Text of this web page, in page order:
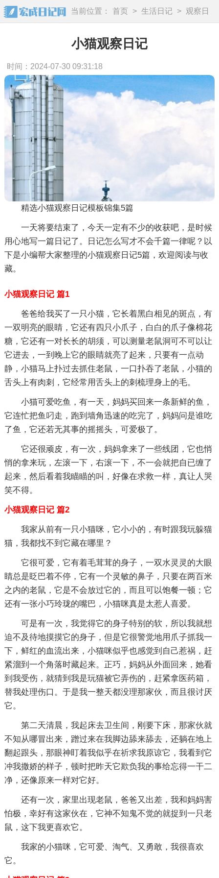
当前位置： 首页 > 生活日记 >
观察日
记
小猫观察日记
时间：2024-07-30 09:31:18
精选小猫观察日记模板锦集5篇
一天将要结束了，今天一定有不少的收获吧，是时候
用心地写一篇日记了。日记怎么写才不会千篇一律呢？以
下是小编帮大家整理的小猫观察日记5篇，欢迎阅读与收
藏。
小猫观察日记 篇1
爸爸给我买了一只小猫，它长着黑白相见的斑点，有
一双明亮的眼睛，它还有四只小爪子，白白的爪子像棉花
糖，它还有一对长长的胡须，可以测量老鼠洞可不可以让
它进去，一到晚上它的眼睛就亮了起来，只要有一点动
静，小猫马上扑过去抓住老鼠，一口扑吞了老鼠，小猫的
舌头上有肉刺，它经常用舌头上的刺梳理身上的毛。
小猫可爱吃鱼，有一天，妈妈买回来一条新鲜的鱼，
它连忙把鱼叼走，跑到墙角迅速的吃完了，妈妈问是谁吃
了鱼，它还若无其事的摇摇头，可爱极了。
它还很顽皮，有一次，妈妈拿来了一些线团，它也悄
悄的拿来玩，左滚一下，右滚一下，不一会就把自已缠了
起来，然后看着我瞄瞄的叫，好像在求救一样，真让人哭
笑不得。
小猫观察日记 篇2
我家从前有一只小猫咪，它小小的，有时跟我玩躲猫
猫，我都找不到它藏在哪里？
它很可爱，它有着毛茸茸的身子，一双水灵灵的大眼
睛总是眨巴着不停，它有一个灵敏的鼻子，只要在两百米
之内的老鼠，它是不会放过它的，而且可以饱餐一顿；它
还有一张小巧玲珑的嘴巴，小猫咪真是太惹人喜爱。
可是有一次，我觉得它的身子特别的软，所以我就想
迫不及待地摸摸它的身子，但是它很警觉地用爪子抓我一
下，鲜红的血流出来，小猫咪似乎也感觉到自己惹祸，赶
紧溜到一个角落时藏起来。正巧，妈妈从外面回来，她看
到我受伤，就猜到我是玩猫被它弄伤的，赶紧拿医药箱，
替我处理伤口。于是我一整天都没理那家伙，而且很讨厌
它。
第二天清晨，我起床去卫生间，刚要下床，那家伙就
不知从哪冒出来，蹭过来在我脚边舔来舔去，还躺在地上
翻起跟头，那眼神盯着我似乎在祈求我原谅它，我看到它
冲我撒娇的样子，顿时把昨天它欺负我的事给忘得一干二
净，还像原来一样对它好。
还有一次，家里出现老鼠，爸爸又出差，我和妈妈害
怕极，幸好有这家伙在，它神不知鬼不觉的就捉到一只老
鼠，这下我更喜欢它。
我家的小猫咪，它可爱、淘气、又勇敢，我很喜欢
它。